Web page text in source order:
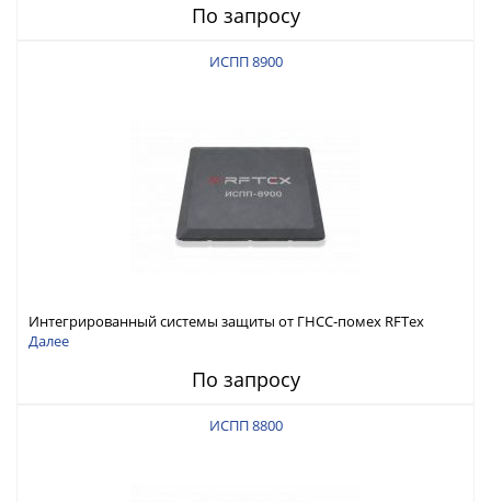
По запросу
ИСПП 8900
Интегрированный системы защиты от ГНСС-помех RFТех
ИСПП 8900
Далее
По запросу
ИСПП 8800